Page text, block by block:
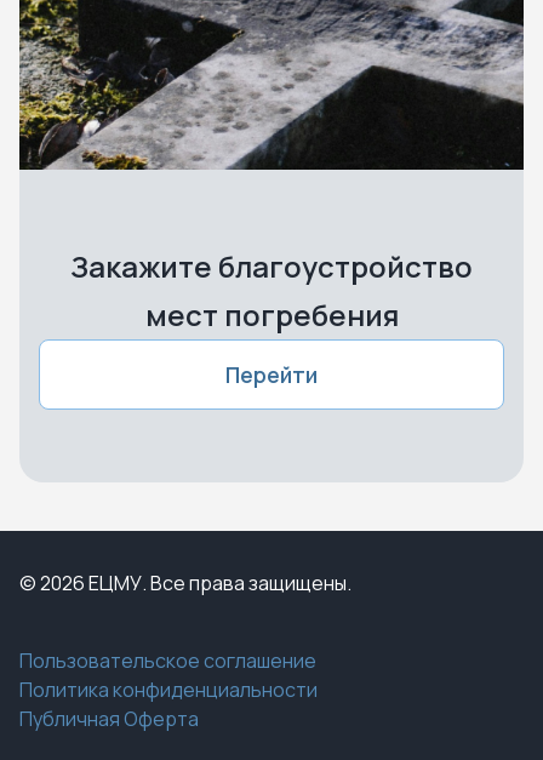
Закажите благоустройство
мест погребения
Перейти
© 2026 ЕЦМУ. Все права защищены.
Пользовательское соглашение
Политика конфиденциальности
Публичная Оферта